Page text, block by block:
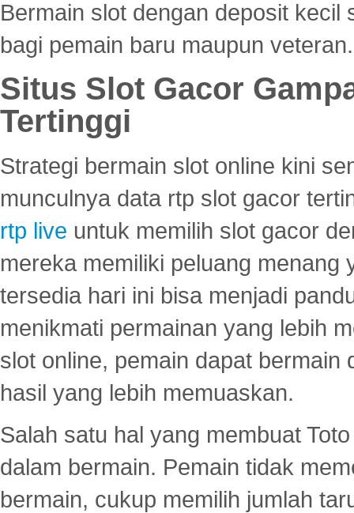
Bermain slot dengan deposit
bagi pemain baru maupun veteran.
Situs Slot Gacor
Tertinggi
Strategi bermain slot online kini
munculnya data rtp slot gacor
rtp live untuk memilih slot gacor
mereka memiliki peluang menang
tersedia hari ini bisa menjadi
menikmati permainan yang lebih
slot online, pemain dapat
hasil yang lebih memuaskan.
Salah satu hal yang membuat
dalam bermain. Pemain tidak
bermain, cukup memilih jumlah